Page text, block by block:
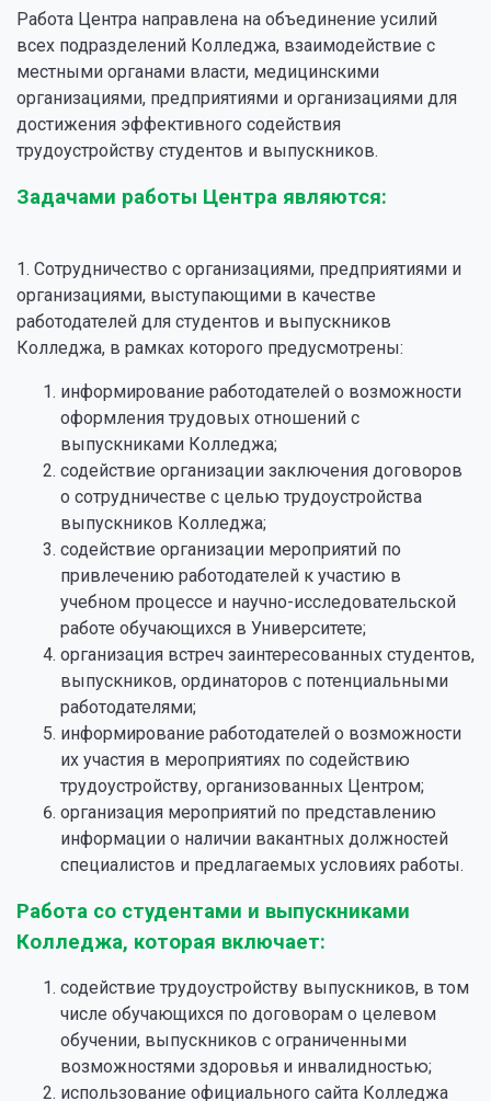
Работа Центра направлена на объединение усилий
всех подразделений Колледжа, взаимодействие с
местными органами власти, медицинскими
организациями, предприятиями и организациями для
достижения эффективного содействия
трудоустройству студентов и выпускников.
Задачами работы Центра являются:
1. Сотрудничество с организациями, предприятиями и
организациями, выступающими в качестве
работодателей для студентов и выпускников
Колледжа, в рамках которого предусмотрены:
информирование работодателей о возможности
оформления трудовых отношений с
выпускниками Колледжа;
содействие организации заключения договоров
о сотрудничестве с целью трудоустройства
выпускников Колледжа;
содействие организации мероприятий по
привлечению работодателей к участию в
учебном процессе и научно-исследовательской
работе обучающихся в Университете;
организация встреч заинтересованных студентов,
выпускников, ординаторов с потенциальными
работодателями;
информирование работодателей о возможности
их участия в мероприятиях по содействию
трудоустройству, организованных Центром;
организация мероприятий по представлению
информации о наличии вакантных должностей
специалистов и предлагаемых условиях работы.
Работа со студентами и выпускниками
Колледжа, которая включает:
содействие трудоустройству выпускников, в том
числе обучающихся по договорам о целевом
обучении, выпускников с ограниченными
возможностями здоровья и инвалидностью;
использование официального сайта Колледжа